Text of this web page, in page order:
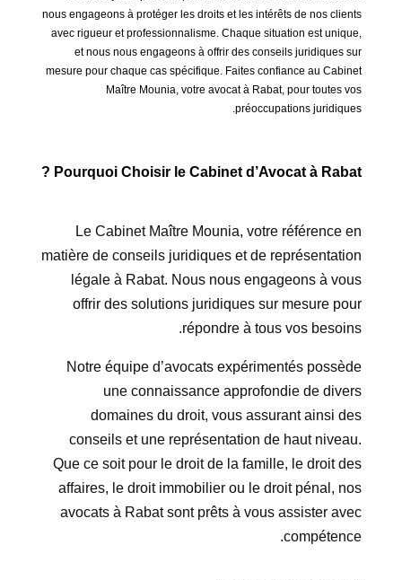
nous engageons à protéger les droits et les intérêts de nos clients
avec rigueur et professionnalisme. Chaque situation est unique,
et nous nous engageons à offrir des conseils juridiques sur
mesure pour chaque cas spécifique. Faites confiance au Cabinet
Maître Mounia, votre avocat à Rabat, pour toutes vos
préoccupations juridiques.
Pourquoi Choisir le Cabinet d’Avocat à Rabat
?
Le Cabinet Maître Mounia, votre référence en
matière de conseils juridiques et de représentation
légale à Rabat. Nous nous engageons à vous
offrir des solutions juridiques sur mesure pour
répondre à tous vos besoins.
Notre équipe d’avocats expérimentés possède
une connaissance approfondie de divers
domaines du droit, vous assurant ainsi des
conseils et une représentation de haut niveau.
Que ce soit pour le droit de la famille, le droit des
affaires, le droit immobilier ou le droit pénal, nos
avocats à Rabat sont prêts à vous assister avec
compétence.